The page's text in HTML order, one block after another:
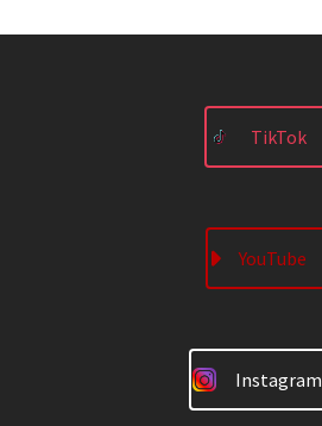
TikTok
YouTube
Instagram